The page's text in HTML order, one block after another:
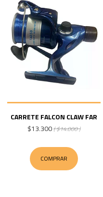
CARRETE FALCON CLAW FAR
$13.300( $14.000 )
COMPRAR